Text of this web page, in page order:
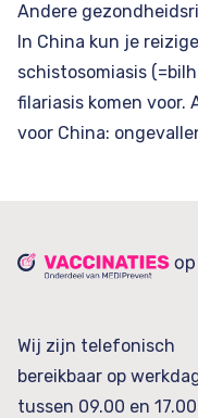
Andere
In China kun je
schistosomiasis
filariasis komen voor.
voor China:
Wij zijn telefonisch
bereikbaar op
tussen 09.00 en 17.00